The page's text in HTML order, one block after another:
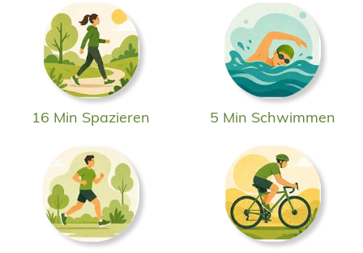
16 Min Spazieren 5 Min Schwimmen